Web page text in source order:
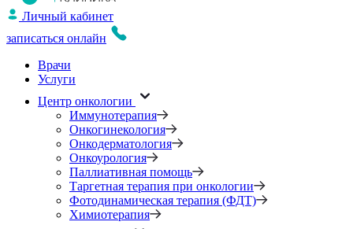
Личный кабинет
записаться онлайн
Врачи
Услуги
Центр онкологии
Иммунотерапия
Онкогинекология
Онкодерматология
Онкоурология
Паллиативная помощь
Таргетная терапия при онкологии
Фотодинамическая терапия (ФДТ)
Химиотерапия